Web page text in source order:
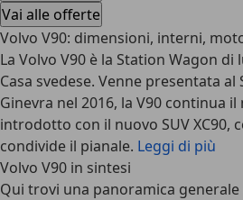
Vai alle offerte
Volvo V90: dimensioni, interni,
La Volvo V90 è la Station Wagon
Casa svedese. Venne presentata al
Ginevra nel 2016, la V90 continua
introdotto con il nuovo SUV XC90,
condivide il pianale. Leggi di più
Volvo V90 in sintesi
Qui trovi una panoramica generale